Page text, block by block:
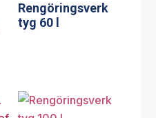
Rengöringsverk
tyg 60 l